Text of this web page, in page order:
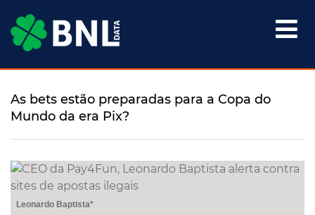

As bets estão preparadas para a Copa do
Mundo da era Pix?
Leonardo Baptista*